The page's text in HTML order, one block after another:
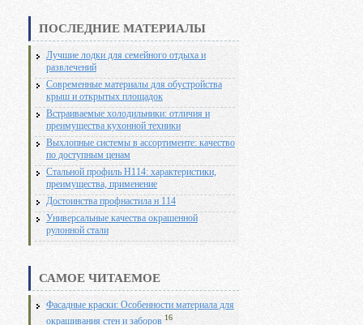
ПОСЛЕДНИЕ МАТЕРИАЛЫ
Лучшие лодки для семейного отдыха и
развлечений
Современные материалы для обустройства
крыш и открытых площадок
Встраиваемые холодильники: отличия и
преимущества кухонной техники
Выхлопные системы в ассортименте: качество
по доступным ценам
Стальной профиль Н114: характеристики,
преимущества, применение
Достоинства профнастила н 114
Универсальные качества окрашенной
рулонной стали
САМОЕ ЧИТАЕМОЕ
Фасадные краски: Особенности материала для
окрашивания стен и заборов 16